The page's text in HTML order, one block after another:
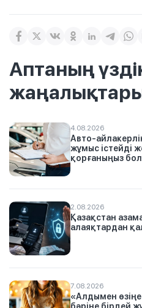
Аптаның
4.08.2026
Авто-
жұмыс істейді
қорғаныңыз
2.08.2026
Қазақстан
алаяқтардан
7.08.2026
«Алдымен